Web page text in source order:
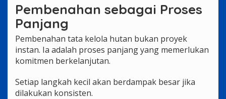
Pembenahan sebagai Proses
Panjang
Pembenahan tata kelola hutan bukan proyek
instan. Ia adalah proses panjang yang memerlukan
komitmen berkelanjutan.
Setiap langkah kecil akan berdampak besar jika
dilakukan konsisten.